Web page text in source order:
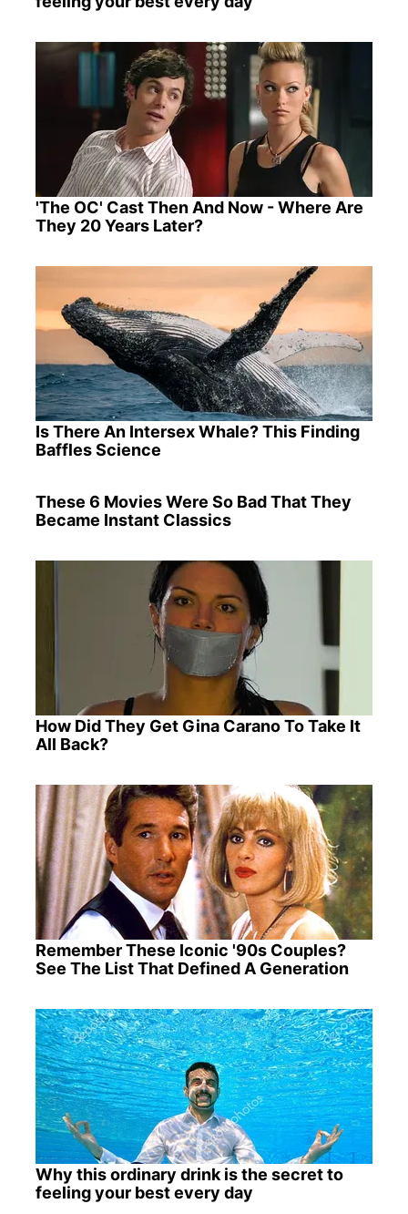
'The OC' Cast Then And Now - Where Are
They 20 Years Later?
Is There An Intersex Whale? This Finding
Baffles Science
These 6 Movies Were So Bad That They
Became Instant Classics
How Did They Get Gina Carano To Take It
All Back?
Remember These Iconic '90s Couples?
See The List That Defined A Generation
Why this ordinary drink is the secret to
feeling your best every day